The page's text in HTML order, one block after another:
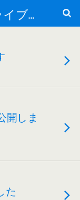
あおもり映像素材ライブラリー
開しま
た